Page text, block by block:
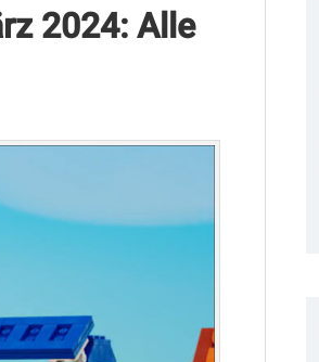
2024: Alle